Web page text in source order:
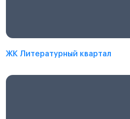
ЖК Литературный квартал